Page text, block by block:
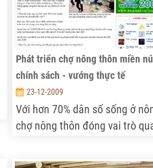
Phát triển chợ nông thôn miền
chính sách - vướng thực tế
23-12-2009
Với hơn 70% dân số sống ở
chợ nông thôn đóng vai trò
vậy, DN lại chưa mặn mà với